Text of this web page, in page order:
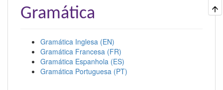
Gramática
Gramática Inglesa (EN)
Gramática Francesa (FR)
Gramática Espanhola (ES)
Gramática Portuguesa (PT)